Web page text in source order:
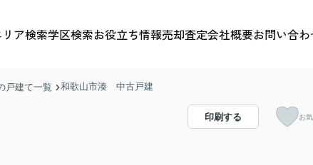
ア検索学区検索お役立ち情報売却査定会社概要お問い合
戸建て一覧 和歌山市湊 中古戸建
印刷する お